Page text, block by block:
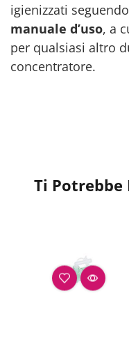
igienizzati
manuale d’uso, a
per qualsiasi altro
concentratore.
Ti Potrebbe